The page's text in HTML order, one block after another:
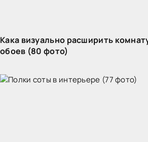
Кака визуально расширить
обоев (80 фото)